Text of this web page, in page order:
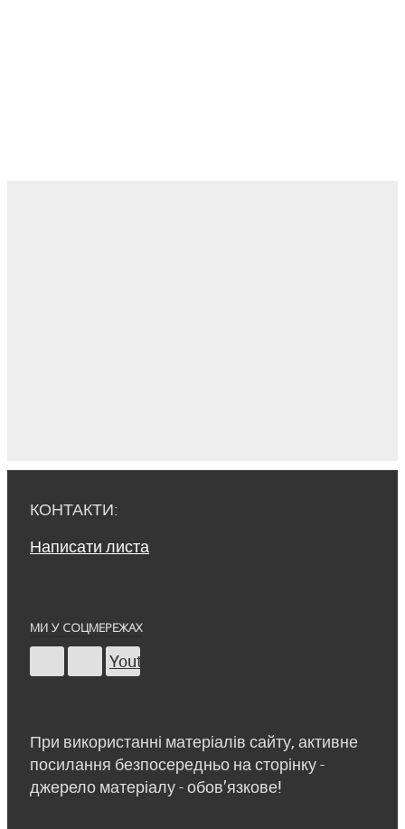
КОНТАКТИ:
Написати листа
МИ У СОЦМЕРЕЖАХ
Youtube
При використанні матеріалів сайту, активне
посилання безпосередньо на сторінку -
джерело матеріалу - обов’язкове!